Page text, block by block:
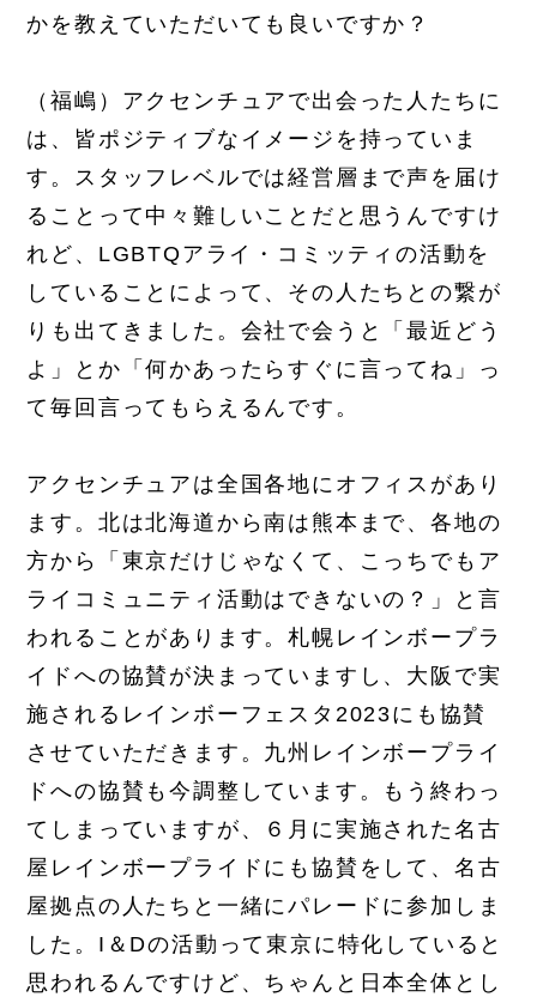
かを教えていただいても良いですか？
（福嶋）アクセンチュアで出会った人たちに
は、皆ポジティブなイメージを持っていま
す。スタッフレベルでは経営層まで声を届け
ることって中々難しいことだと思うんですけ
れど、LGBTQアライ・コミッティの活動を
していることによって、その人たちとの繋が
りも出てきました。会社で会うと「最近どう
よ」とか「何かあったらすぐに言ってね」っ
て毎回言ってもらえるんです。
アクセンチュアは全国各地にオフィスがあり
ます。北は北海道から南は熊本まで、各地の
方から「東京だけじゃなくて、こっちでもア
ライコミュニティ活動はできないの？」と言
われることがあります。札幌レインボープラ
イドへの協賛が決まっていますし、大阪で実
施されるレインボーフェスタ2023にも協賛
させていただきます。九州レインボープライ
ドへの協賛も今調整しています。もう終わっ
てしまっていますが、６月に実施された名古
屋レインボープライドにも協賛をして、名古
屋拠点の人たちと一緒にパレードに参加しま
した。I＆Dの活動って東京に特化していると
思われるんですけど、ちゃんと日本全体とし